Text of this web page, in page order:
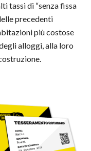
tassi di “senza fissa
precedenti
più costose
alloggi, alla loro